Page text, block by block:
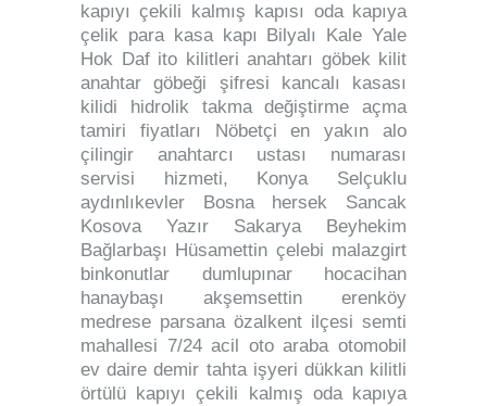
kapıyı çekili kalmış kapısı oda kapıya
çelik para kasa kapı Bilyalı Kale Yale
Hok Daf ito kilitleri anahtarı göbek kilit
anahtar göbeği şifresi kancalı kasası
kilidi hidrolik takma değiştirme açma
tamiri fiyatları Nöbetçi en yakın alo
çilingir anahtarcı ustası numarası
servisi hizmeti, Konya Selçuklu
aydınlıkevler Bosna hersek Sancak
Kosova Yazır Sakarya Beyhekim
Bağlarbaşı Hüsamettin çelebi malazgirt
binkonutlar dumlupınar hocacihan
hanaybaşı akşemsettin erenköy
medrese parsana özalkent ilçesi semti
mahallesi 7/24 acil oto araba otomobil
ev daire demir tahta işyeri dükkan kilitli
örtülü kapıyı çekili kalmış oda kapıya